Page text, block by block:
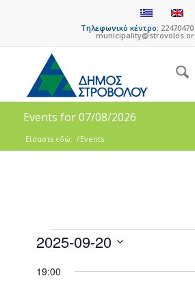
Τηλεφωνικό κέντρο:
Events for 07/08/2026
Είσαστε εδώ: /Events
2025-09-20
date.
19:00